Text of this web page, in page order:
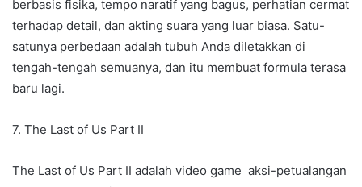
berbasis fisika, tempo naratif yang bagus, perhatian cermat
terhadap detail, dan akting suara yang luar biasa. Satu-
satunya perbedaan adalah tubuh Anda diletakkan di
tengah-tengah semuanya, dan itu membuat formula terasa
baru lagi.
7. The Last of Us Part II
The Last of Us Part II adalah video game aksi-petualangan